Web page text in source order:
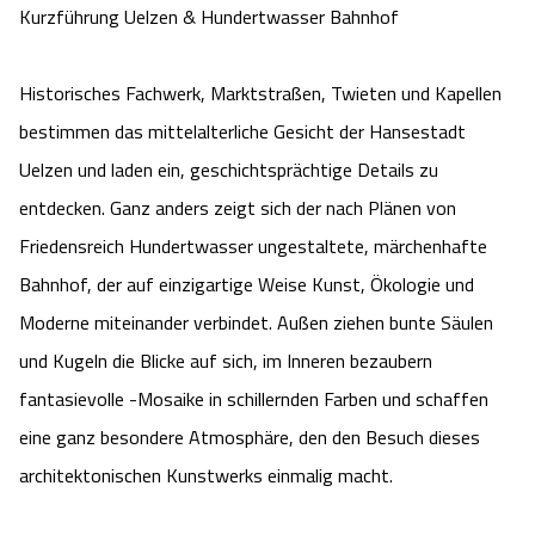
Camping
Urlaub auf dem Bauernhof
Urlaub mit Hund
Anreise
Kataloge
Videos
Reiten
Kutschen
Regionale Küche
HeideSpezialitäten
Unterkünfte
Naturhotels
Wildpark Schwarze Berge
Otter Zentrum
Wildpark Müden
Ralf Schumacher Kart & Bowl
Das verrückte Haus
Unterkünfte Celle
Veranstaltungen & Führungen Celle
Kurzführung Uelzen & Hundertwasser Bahnhof
Historisches Fachwerk, Marktstraßen, Twieten und Kapellen
bestimmen das mittelalterliche Gesicht der Hansestadt
Uelzen und laden ein, geschichtsprächtige Details zu
entdecken. Ganz anders zeigt sich der nach Plänen von
Friedensreich Hundertwasser ungestaltete, märchenhafte
Bahnhof, der auf einzigartige Weise Kunst, Ökologie und
Moderne miteinander verbindet. Außen ziehen bunte Säulen
und Kugeln die Blicke auf sich, im Inneren bezaubern
fantasievolle -Mosaike in schillernden Farben und schaffen
eine ganz besondere Atmosphäre, den den Besuch dieses
architektonischen Kunstwerks einmalig macht.